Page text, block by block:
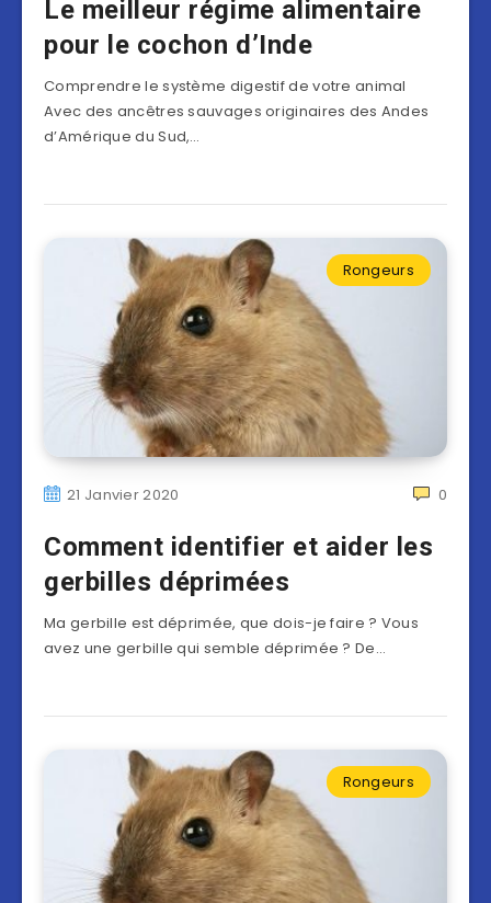
Le meilleur régime alimentaire
pour le cochon d’Inde
Comprendre le système digestif de votre animal
Avec des ancêtres sauvages originaires des Andes
d’Amérique du Sud,…
Rongeurs
21 Janvier 2020 0
Comment identifier et aider les
gerbilles déprimées
Ma gerbille est déprimée, que dois-je faire ? Vous
avez une gerbille qui semble déprimée ? De…
Rongeurs